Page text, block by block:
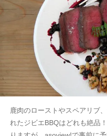
鹿肉のローストやスペアリブ
れたジビエBBQはどれも絶品